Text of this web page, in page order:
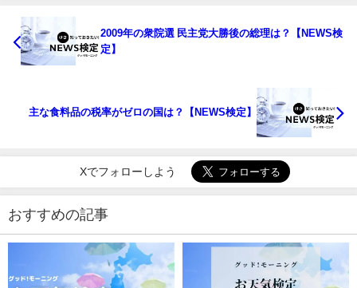
2009年の衆院選 民主党大勝後の総理は？【NEWS検
定】
主な食料品の税率がゼロの国は？【NEWS検定】
Xでフォローしよう
おすすめの記事